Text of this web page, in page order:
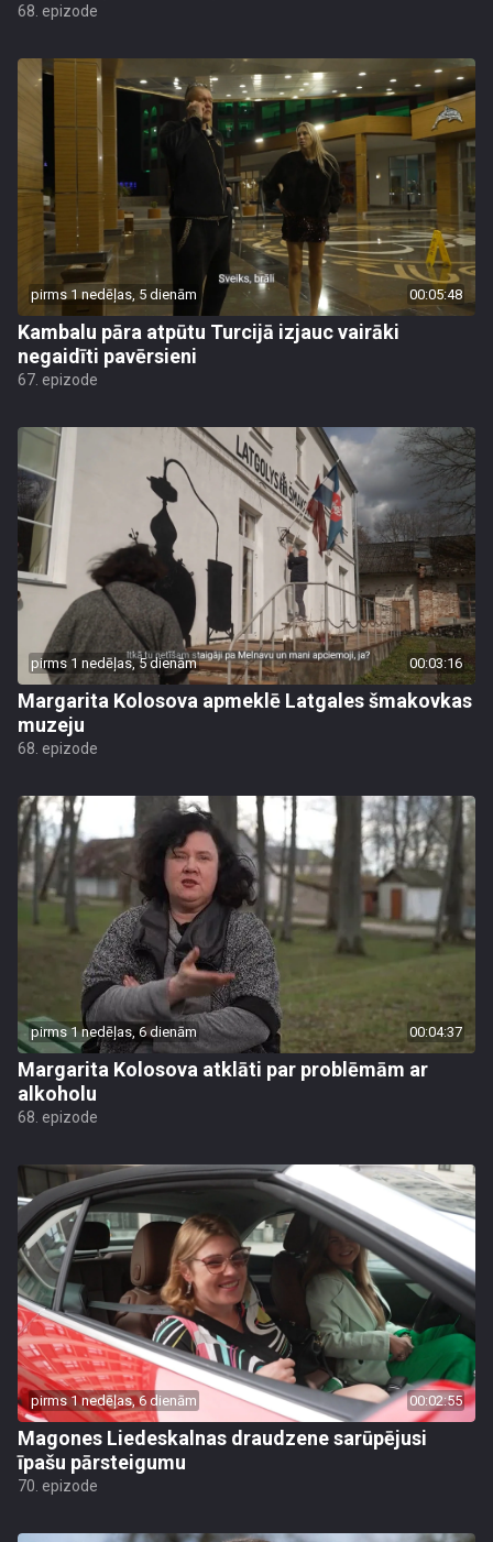
68. epizode
pirms 1 nedēļas, 5 dienām 00:05:48
Kambalu pāra atpūtu Turcijā izjauc vairāki
negaidīti pavērsieni
67. epizode
pirms 1 nedēļas, 5 dienām 00:03:16
Margarita Kolosova apmeklē Latgales šmakovkas
muzeju
68. epizode
pirms 1 nedēļas, 6 dienām 00:04:37
Margarita Kolosova atklāti par problēmām ar
alkoholu
68. epizode
pirms 1 nedēļas, 6 dienām 00:02:55
Magones Liedeskalnas draudzene sarūpējusi
īpašu pārsteigumu
70. epizode